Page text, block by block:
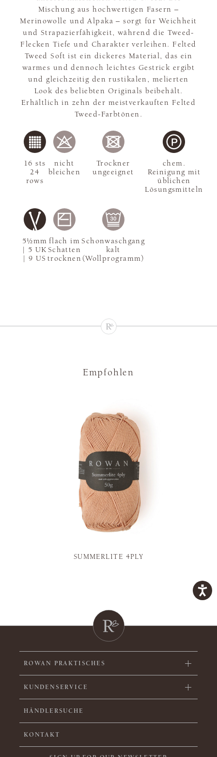
Mischung aus hochwertigen Fasern –
Merinowolle und Alpaka – sorgt für Weichheit
und Strapazierfähigkeit, während die Tweed-
Flecken Tiefe und Charakter verleihen. Felted
Tweed Soft ist ein dickeres Material, das ein
warmes und dennoch leichtes Gestrick ergibt
und gleichzeitig den rustikalen, melierten
Look des beliebten Originals beibehält.
Erhältlich in zehn der meistverkauften Felted
Tweed-Farbtönen.
5½mm
| 5 UK
| 9 US
16 sts
24
rows
nicht
bleichen
Trockner
ungeeignet
chem.
Reinigung mit
üblichen
Lösungsmitteln
flach im
Schatten
trocknen
Schonwaschgang
kalt
(Wollprogramm)
Empfohlen
SUMMERLITE 4PLY
ROWAN PRAKTISCHES
KUNDENSERVICE
HÄNDLERSUCHE
KONTAKT